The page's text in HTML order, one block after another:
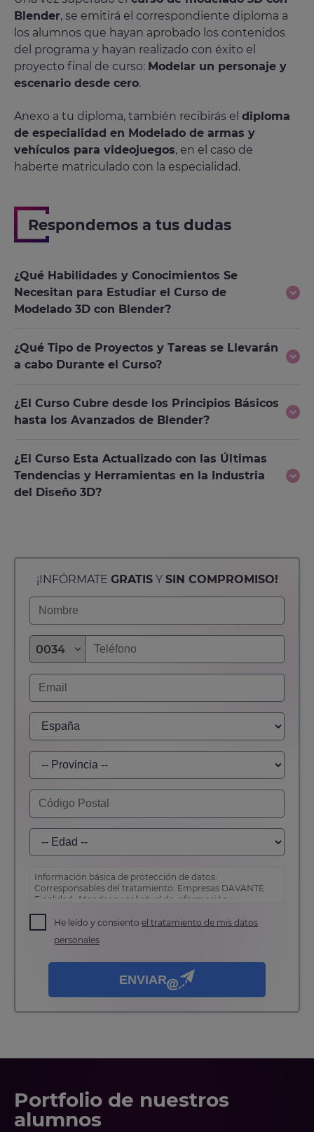
Blender, se emitirá el correspondiente diploma a
los alumnos que hayan aprobado los contenidos
del programa y hayan realizado con éxito el
proyecto final de curso: Modelar un personaje y
escenario desde cero.
Anexo a tu diploma, también recibirás el diploma
de especialidad en Modelado de armas y
vehículos para videojuegos, en el caso de
haberte matriculado con la especialidad.
Respondemos a tus dudas
¿Qué Habilidades y Conocimientos Se
Necesitan para Estudiar el Curso de
Modelado 3D con Blender?
¿Qué Tipo de Proyectos y Tareas se Llevarán
a cabo Durante el Curso?
¿El Curso Cubre desde los Principios Básicos
hasta los Avanzados de Blender?
¿El Curso Esta Actualizado con las Últimas
Tendencias y Herramientas en la Industria
del Diseño 3D?
¡INFÓRMATE GRATISY SIN COMPROMISO!
0034
Información básica de protección de datos:
Corresponsables del tratamiento: Empresas DAVANTE
Finalidad: Atender su solicitud de información y
Derechos: Puede acceder, rectificar y suprimir sus
datos, así como otros derechos tal y como se explica en
nuestrapolítica de privacidad
He leído y consiento el tratamiento de mis datos
personales
ENVIAR
Portfolio de nuestros
alumnos